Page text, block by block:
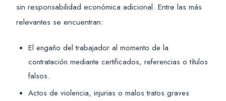
sin responsabilidad económica adicional. Entre las más
relevantes se encuentran:
El engaño del trabajador al momento de la
contratación mediante certificados, referencias o títulos
falsos.
Actos de violencia, injurias o malos tratos graves